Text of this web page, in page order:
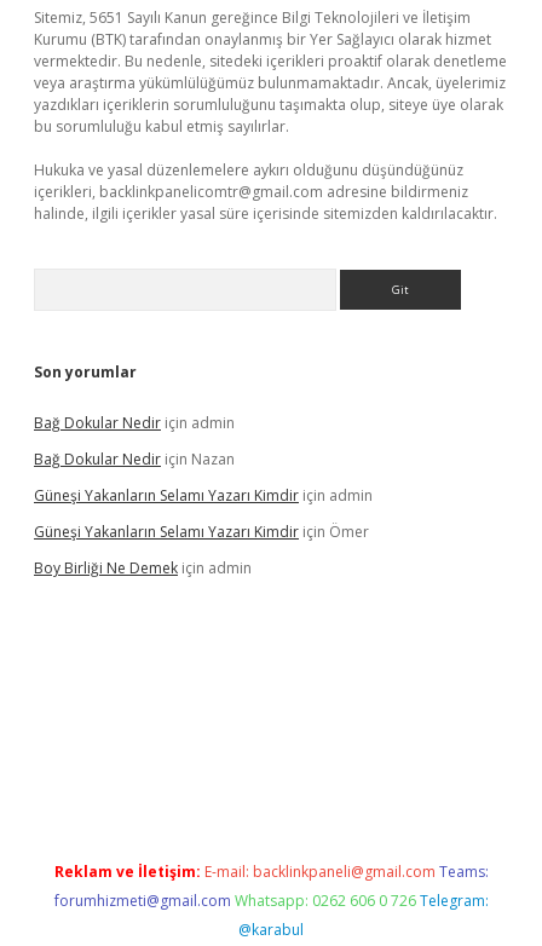
Sitemiz, 5651 Sayılı Kanun gereğince Bilgi Teknolojileri ve İletişim
Kurumu (BTK) tarafından onaylanmış bir Yer Sağlayıcı olarak hizmet
vermektedir. Bu nedenle, sitedeki içerikleri proaktif olarak denetleme
veya araştırma yükümlülüğümüz bulunmamaktadır. Ancak, üyelerimiz
yazdıkları içeriklerin sorumluluğunu taşımakta olup, siteye üye olarak
bu sorumluluğu kabul etmiş sayılırlar.
Hukuka ve yasal düzenlemelere aykırı olduğunu düşündüğünüz
içerikleri, backlinkpanelicomtr@gmail.com adresine bildirmeniz
halinde, ilgili içerikler yasal süre içerisinde sitemizden kaldırılacaktır.
Son yorumlar
Bağ Dokular Nedir için admin
Bağ Dokular Nedir için Nazan
Güneşi Yakanların Selamı Yazarı Kimdir için admin
Güneşi Yakanların Selamı Yazarı Kimdir için Ömer
Boy Birliği Ne Demek için admin
Reklam ve İletişim: E-mail: backlinkpaneli@gmail.com Teams:
forumhizmeti@gmail.com Whatsapp: 0262 606 0 726 Telegram:
@karabul